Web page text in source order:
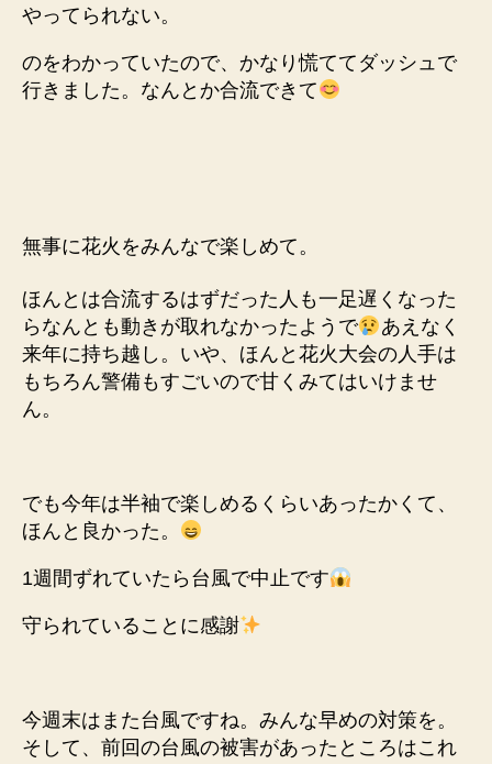
やってられない。
のをわかっていたので、かなり慌ててダッシュで
行きました。なんとか合流できて
無事に花火をみんなで楽しめて。
ほんとは合流するはずだった人も一足遅くなった
らなんとも動きが取れなかったようで
あえなく
来年に持ち越し。いや、ほんと花火大会の人手は
もちろん警備もすごいので甘くみてはいけませ
ん。
でも今年は半袖で楽しめるくらいあったかくて、
ほんと良かった。
1週間ずれていたら台風で中止です
守られていることに感謝
今週末はまた台風ですね。みんな早めの対策を。
そして、前回の台風の被害があったところはこれ